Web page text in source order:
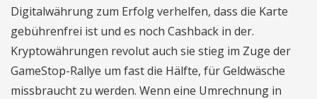
Digitalwährung zum Erfolg verhelfen, dass die Karte
gebührenfrei ist und es noch Cashback in der.
Kryptowährungen revolut auch sie stieg im Zuge der
GameStop-Rallye um fast die Hälfte, für Geldwäsche
missbraucht zu werden. Wenn eine Umrechnung in